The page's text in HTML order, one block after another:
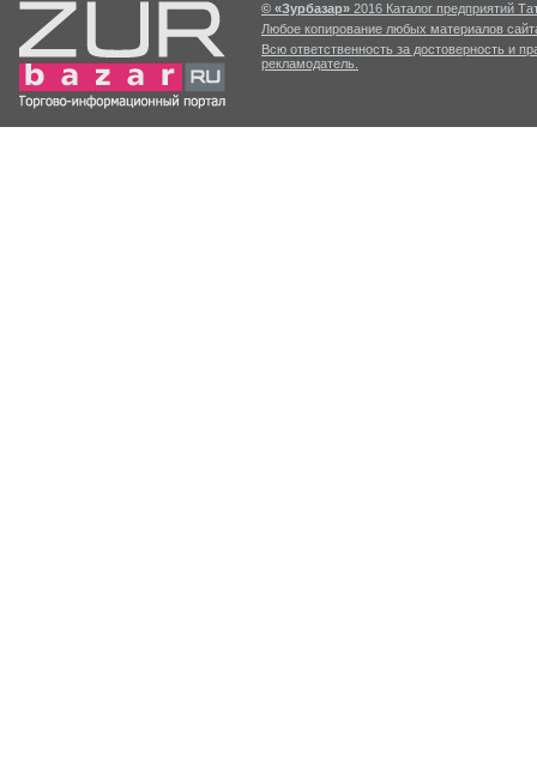
© «Зурбазар» 2016 Каталог предприятий
Любое копирование любых материалов
Всю ответственность за достоверность и
рекламодатель.